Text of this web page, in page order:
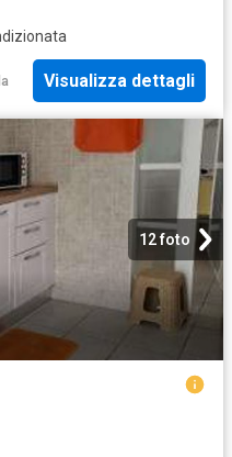
Visualizza dettagli
12 foto